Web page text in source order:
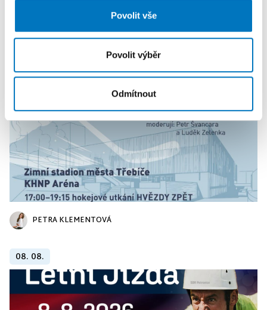
získali v důsledku toho, že používáte jejich služby.
Povolit vše
Povolit výběr
Odmítnout
PETRA KLEMENTOVÁ
08. 08.